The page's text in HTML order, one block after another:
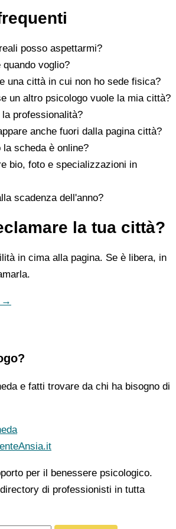
posso aspettarmi?
voglio?
una città in cui non ho sede fisica?
un altro psicologo vuole la mia città?
professionalità?
anche fuori dalla pagina città?
la scheda è online?
bio, foto e specializzazioni in
scadenza dell'anno?
la tua città?
in cima alla pagina. Se è libera, in
→
e fatti trovare da chi ha bisogno di
per il benessere psicologico.
di professionisti in tutta